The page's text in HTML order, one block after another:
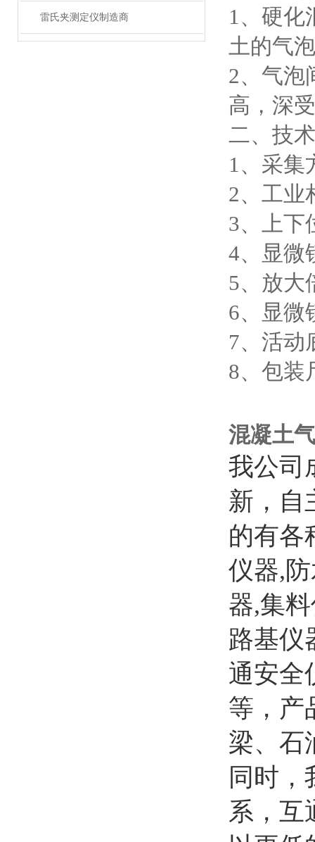
雷氏夹测定仪制造商
1、硬化
土的气
2、气泡
高，深
二、 技
1、采集
2、工业
3、上下
4、显微
5、放大
6、显微
7、活动
8、包装
混凝土
我公司
新，自
的有各
仪器,
器,集
路基仪
通安全
等，产
梁、石
同时，
系，互